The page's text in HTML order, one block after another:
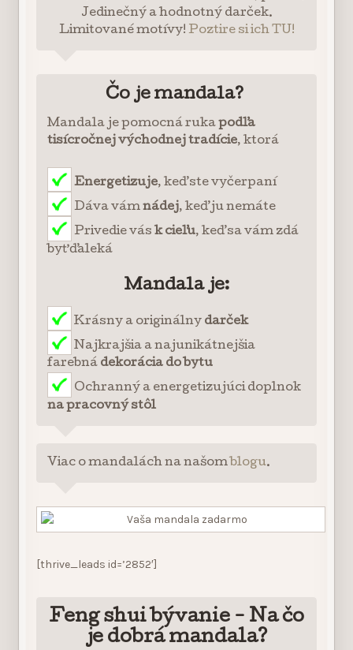
Jedinečný a hodnotný darček.
Limitované motívy! Poztire si ich TU!
Čo je mandala?
Mandala je pomocná rukapodľa
tisícročnej východnej tradície, ktorá
Energetizuje, keď ste vyčerpaní
Dáva vámnádej, keď ju nemáte
Privedie vásk cieľu, keď sa vám zdá
byť ďaleká
Mandala je:
Krásny a originálny darček
Najkrajšia a najunikátnejšia
farebná dekorácia do bytu
Ochranný a energetizujúci doplnok
na pracovný stôl
Viac o mandalách na našom blogu.
[thrive_leads id=’2852′]
Feng shui bývanie - Na čo
je dobrá mandala?